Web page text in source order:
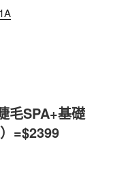
毛SPA+基礎
=$2399